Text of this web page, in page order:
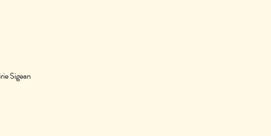
Sigean